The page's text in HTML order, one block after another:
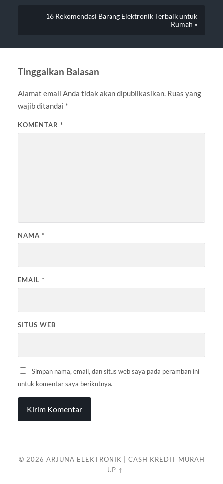
16 Rekomendasi Barang Elektronik Terbaik untuk
Rumah »
Tinggalkan Balasan
Alamat email Anda tidak akan dipublikasikan. Ruas yang
wajib ditandai *
KOMENTAR *
NAMA *
EMAIL *
SITUS WEB
Simpan nama, email, dan situs web saya pada peramban ini
untuk komentar saya berikutnya.
© 2026 ARJUNA ELEKTRONIK | CASH KREDIT MURAH
— UP ↑